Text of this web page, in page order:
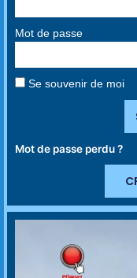
Mot de passe
Se souvenir de moi
Mot de passe perdu ?